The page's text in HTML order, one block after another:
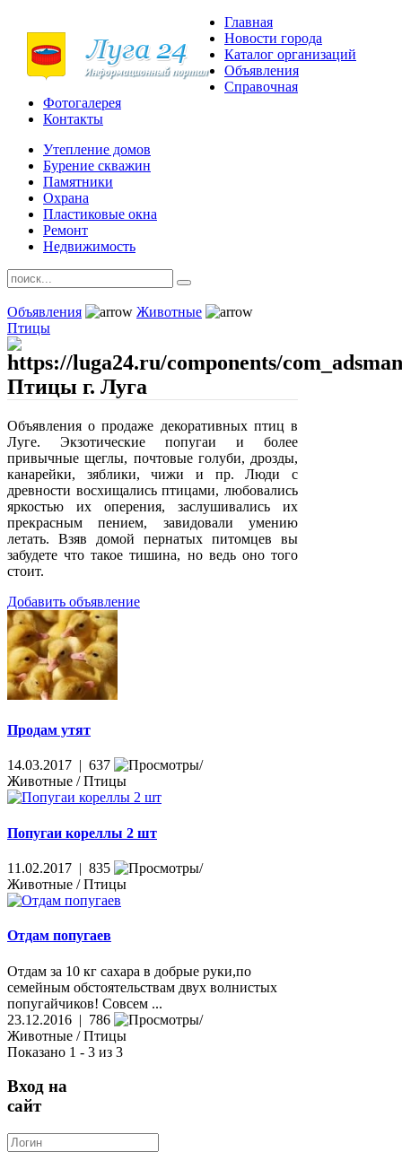
Главная
Новости города
Каталог организаций
Объявления
Справочная
Фотогалерея
Контакты
Утепление домов
Бурение скважин
Памятники
Охрана
Пластиковые окна
Ремонт
Недвижимость
Объявления
Животные
Птицы
Птицы г. Луга
Объявления о продаже декоративных птиц в
Луге. Экзотические попугаи и более
привычные щеглы, почтовые голуби, дрозды,
канарейки, зяблики, чижи и пр. Люди с
древности восхищались птицами, любовались
яркостью их оперения, заслушивались их
прекрасным пением, завидовали умению
летать. Взяв домой пернатых питомцев вы
забудете что такое тишина, но ведь оно того
стоит.
Добавить объявление
Продам утят
14.03.2017 | 637
Животные / Птицы
Попугаи кореллы 2 шт
11.02.2017 | 835
Животные / Птицы
Отдам попугаев
Отдам за 10 кг сахара в добрые руки,по
семейным обстоятельствам двух волнистых
попугайчиков! Совсем ...
23.12.2016 | 786
Животные / Птицы
Показано 1 - 3 из 3
Вход на
сайт